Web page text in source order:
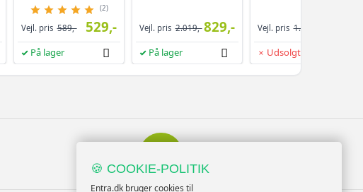
brun/sort
(2)
Vejl. pris 589,- 529,-
På lager
helkropsspejl, 3
opbevaringshylder -
hvid/greige
Vejl. pris 2.019,-829,-
På lager
Vejl. pris 1.099,-
Udsolgt
🍪 COOKIE-POLITIK
Entra.dk bruger cookies til